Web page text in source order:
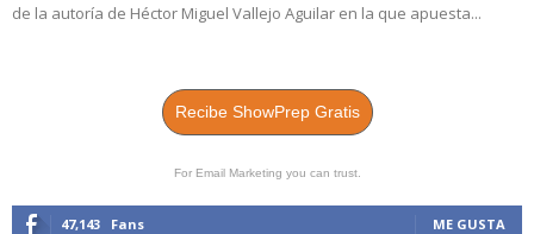
de la autoría de Héctor Miguel Vallejo Aguilar en la que apuesta...
Recibe ShowPrep Gratis
For Email Marketing you can trust.
47,143 Fans ME GUSTA